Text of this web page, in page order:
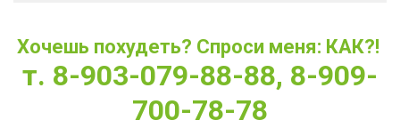
Хочешь похудеть? Спроси меня: КАК?!
т. 8-903-079-88-88, 8-909-
700-78-78